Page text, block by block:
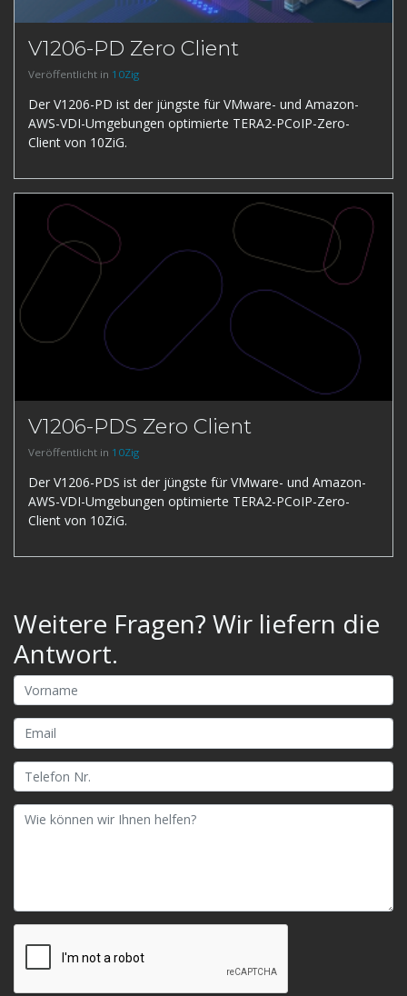
V1206-PD Zero Client
Veröffentlicht in 10Zig
Der V1206-PD ist der jüngste für VMware- und Amazon-
AWS-VDI-Umgebungen optimierte TERA2-PCoIP-Zero-
Client von 10ZiG.
V1206-PDS Zero Client
Veröffentlicht in 10Zig
Der V1206-PDS ist der jüngste für VMware- und Amazon-
AWS-VDI-Umgebungen optimierte TERA2-PCoIP-Zero-
Client von 10ZiG.
Weitere Fragen? Wir liefern die
Antwort.